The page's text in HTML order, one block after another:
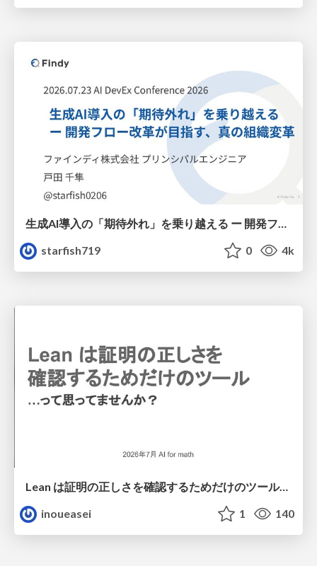
starfish719
0 4k
Lean は証明の正しさを確認するためだけのツールって思ってませんか？
inoueasei
1 140